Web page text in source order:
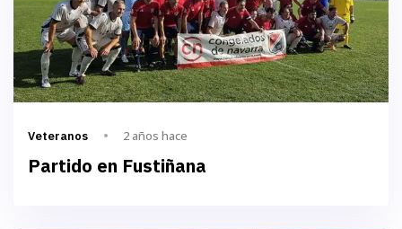
Veteranos 2 años hace
Partido en Fustiñana